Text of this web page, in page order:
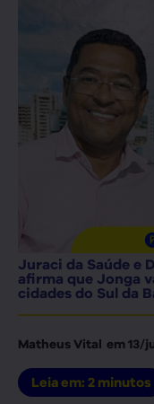
Juraci da Saúde e
afirma que Jonga
cidades do Sul da
Matheus Vital em13/
Leia em: 2 minutos